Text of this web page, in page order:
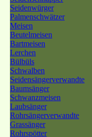
Seidenwürger
Palmenschwätzer
Meisen
Beutelmeisen
Bartmeisen
Lerchen
Bülbüls
Schwalben
Seidensängerverwandte
Baumsänger
Schwanzmeisen
Laubsänger
Rohrsängerverwandte
Grassänger
Rohrspötter